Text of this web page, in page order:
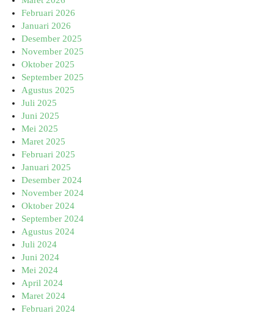
Februari 2026
Januari 2026
Desember 2025
November 2025
Oktober 2025
September 2025
Agustus 2025
Juli 2025
Juni 2025
Mei 2025
Maret 2025
Februari 2025
Januari 2025
Desember 2024
November 2024
Oktober 2024
September 2024
Agustus 2024
Juli 2024
Juni 2024
Mei 2024
April 2024
Maret 2024
Februari 2024